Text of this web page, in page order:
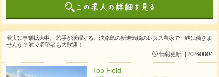
着実に事業拡大中。 若手が活躍する、淡路島の新進気鋭のレタス農家で一緒に働きま
せんか？ 独立希望者も大歓迎！
情報更新日 2026/08/04
Top Field